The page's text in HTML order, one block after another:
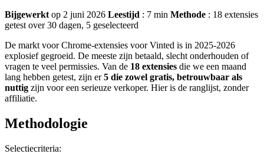
Bijgewerkt op 2 juni 2026 Leestijd : 7 min Methode : 18 extensies
getest over 30 dagen, 5 geselecteerd
De markt voor Chrome-extensies voor Vinted is in 2025-2026
explosief gegroeid. De meeste zijn betaald, slecht onderhouden of
vragen te veel permissies. Van de 18 extensies die we een maand
lang hebben getest, zijn er5 die zowel gratis, betrouwbaar als
nuttig zijn voor een serieuze verkoper. Hier is de ranglijst, zonder
affiliatie.
Methodologie
Selectiecriteria: